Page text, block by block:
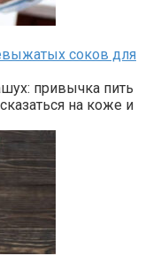
соков для
привычка пить
на коже и